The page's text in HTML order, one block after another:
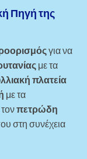
Πηγή της
για να
με τα
πλατεία
με τα
πετρώδη
στη συνέχεια